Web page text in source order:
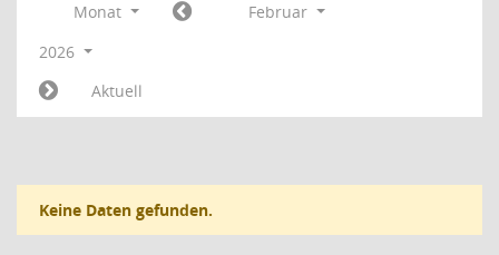
Monat
Februar
2026
Aktuell
Keine Daten gefunden.